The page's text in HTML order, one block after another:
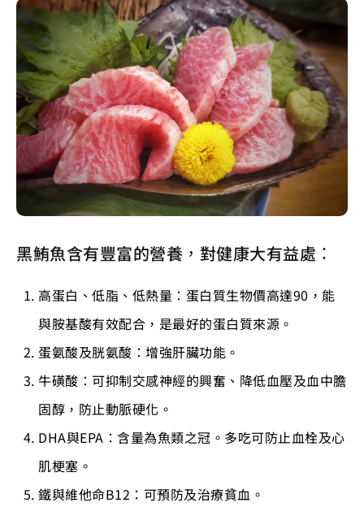
黑鮪魚含有豐富的營養，對健康大有益處：
高蛋白、低脂、低熱量：蛋白質生物價高達90，能
與胺基酸有效配合，是最好的蛋白質來源。
蛋氨酸及胱氨酸：增強肝臟功能。
牛磺酸：可抑制交感神經的興奮、降低血壓及血中膽
固醇，防止動脈硬化。
DHA與EPA：含量為魚類之冠。多吃可防止血栓及心
肌梗塞。
鐵與維他命B12：可預防及治療貧血。